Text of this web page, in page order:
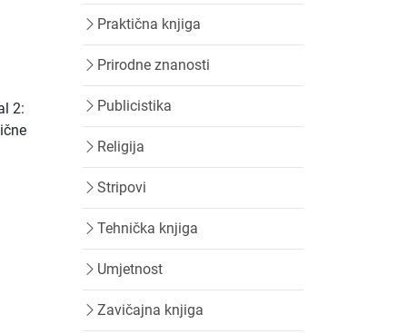
2:
Praktična knjiga
Prirodne znanosti
Publicistika
Religija
Stripovi
Tehnička knjiga
Umjetnost
Zavičajna knjiga